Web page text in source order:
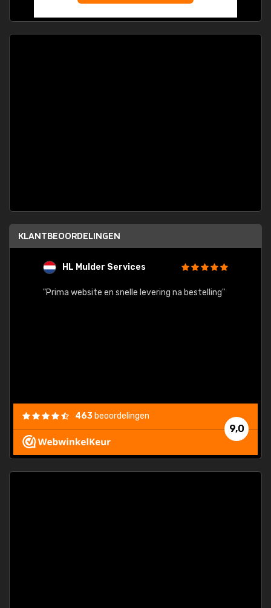
KLANTBEOORDELINGEN
HL Mulder Services
"Prima website en snelle levering na bestelling"
9,0
463 beoordelingen